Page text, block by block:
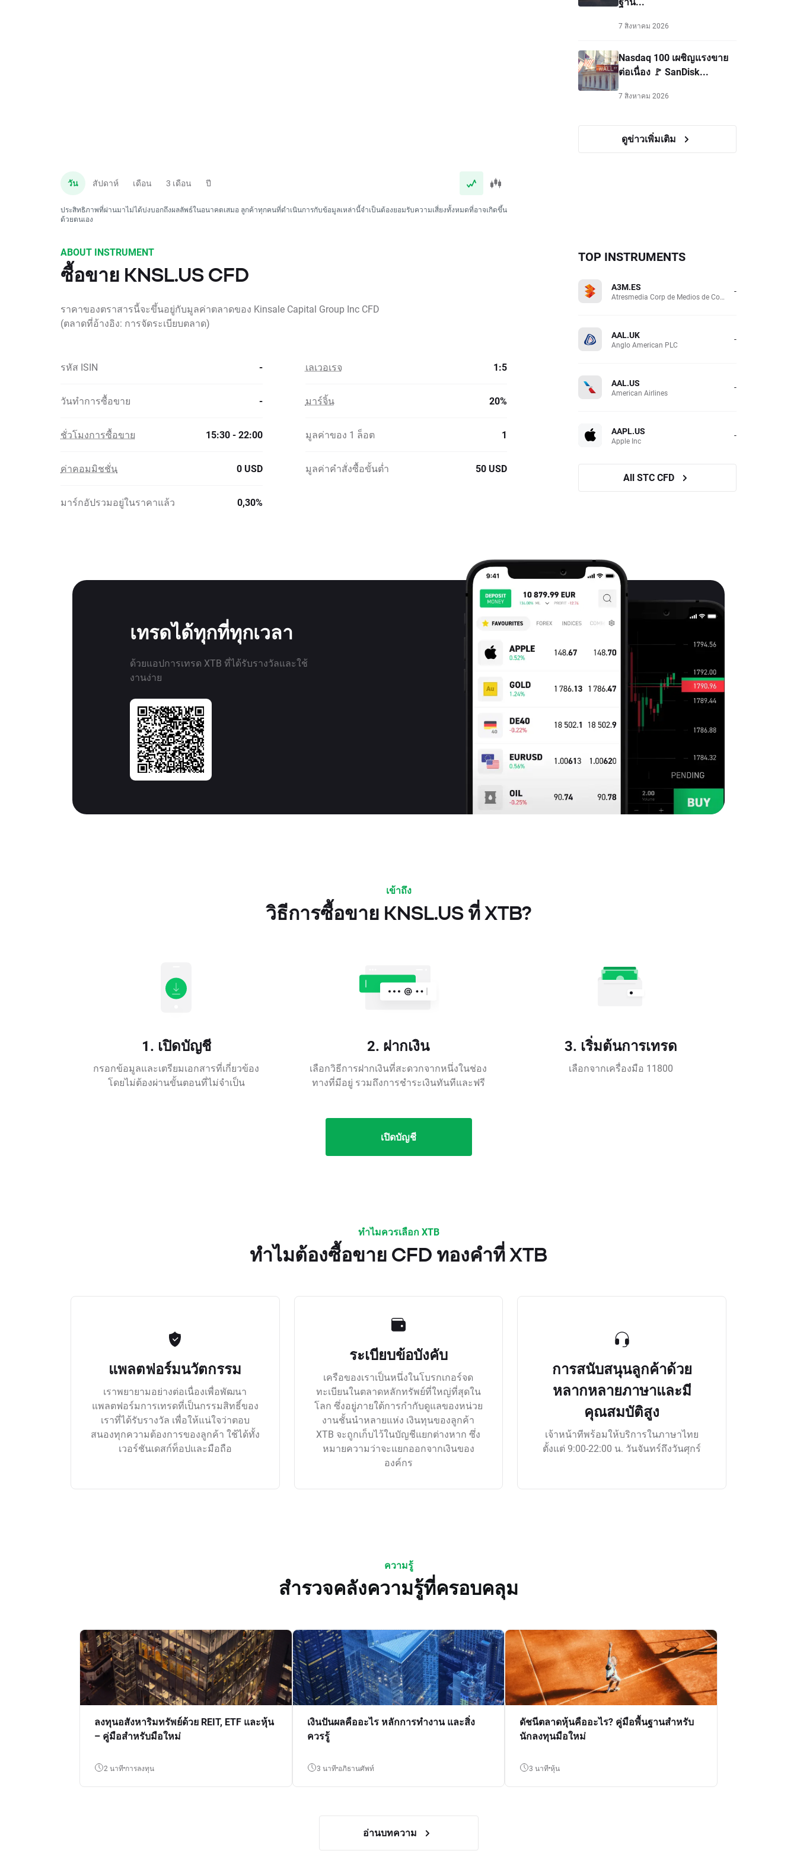
วัน สัปดาห์ เดือน 3 เดือน ปี
ประสิทธิภาพที่ผ่านมาไม่ได้บ่งบอกถึงผลลัพธ์ในอนาคตเสมอ ลูกค้าทุกคนที่ดำเนินการกับข้อมูลเหล่านี้จำเป็นต้องยอมรับความเสี่ยงทั้งหมดที่อาจเกิดขึ้น
ด้วยตนเอง
7 สิงหาคม 2026
Nasdaq 100 เผชิญแรงขาย
ต่อเนื่อง 🚩 SanDisk...
7 สิงหาคม 2026
ดูข่าวเพิ่มเติม
ABOUT INSTRUMENT
ซื้อขาย KNSL.US CFD
ราคาของตราสารนี้จะขึ้นอยู่กับมูลค่าตลาดของ Kinsale Capital Group Inc CFD
(ตลาดที่อ้างอิง: การจัดระเบียบตลาด)
รหัส ISIN - เลเวอเรจ 1:5
วันทำการซื้อขาย - มาร์จิ้น 20%
ชั่วโมงการซื้อขาย 15:30 - 22:00 มูลค่าของ 1 ล็อต 1
ค่าคอมมิชชั่น 0 USD มูลค่าคำสั่งซื้อขั้นต่ำ 50 USD
มาร์กอัปรวมอยู่ในราคาแล้ว 0,30%
TOP INSTRUMENTS
A3M.ES
Atresmedia Corp de Medios de Comunicacion SA -
AAL.UK
Anglo American PLC -
AAL.US
American Airlines -
AAPL.US
Apple Inc -
All STC CFD
เทรดได้ทุกที่ทุกเวลา
ด้วยแอปการเทรด XTB ที่ได้รับรางวัลและใช้
งานง่าย
เข้าถึง
วิธีการซื้อขาย KNSL.US ที่ XTB?
1. เปิดบัญชี
กรอกข้อมูลและเตรียมเอกสารที่เกี่ยวข้อง
โดยไม่ต้องผ่านขั้นตอนที่ไม่จำเป็น
2. ฝากเงิน
เลือกวิธีการฝากเงินที่สะดวกจากหนึ่งในช่อง
ทางที่มีอยู่ รวมถึงการชำระเงินทันทีและฟรี
3. เริ่มต้นการเทรด
เลือกจากเครื่องมือ 11800
เปิดบัญชี
ทำไมควรเลือก XTB
ทำไมต้องซื้อขาย CFD ทองคำที่ XTB
แพลตฟอร์มนวัตกรรม
เราพยายามอย่างต่อเนื่องเพื่อพัฒนา
แพลตฟอร์มการเทรดที่เป็นกรรมสิทธิ์ของ
เราที่ได้รับรางวัล เพื่อให้แน่ใจว่าตอบ
สนองทุกความต้องการของลูกค้า ใช้ได้ทั้ง
เวอร์ชันเดสก์ท็อปและมือถือ
ระเบียบข้อบังคับ
เครือของเราเป็นหนึ่งในโบรกเกอร์จด
ทะเบียนในตลาดหลักทรัพย์ที่ใหญ่ที่สุดใน
โลก ซึ่งอยู่ภายใต้การกำกับดูแลของหน่วย
งานชั้นนำหลายแห่ง เงินทุนของลูกค้า
XTB จะถูกเก็บไว้ในบัญชีแยกต่างหาก ซึ่ง
หมายความว่าจะแยกออกจากเงินของ
องค์กร
การสนับสนุนลูกค้าด้วย
หลากหลายภาษาและมี
คุณสมบัติสูง
เจ้าหน้าทีพร้อมให้บริการในภาษาไทย
ตั้งแต่ 9:00-22:00 น. วันจันทร์ถึงวันศุกร์
ความรู้
สำรวจคลังความรู้ที่ครอบคลุม
ลงทุนอสังหาริมทรัพย์ด้วย REIT, ETF และหุ้น
– คู่มือสำหรับมือใหม่
2 นาที การลงทุน
เงินปันผลคืออะไร หลักการทำงาน และสิ่ง
ควรรู้
3 นาที อภิธานศัพท์
ดัชนีตลาดหุ้นคืออะไร? คู่มือพื้นฐานสำหรับ
นักลงทุนมือใหม่
3 นาที หุ้น
อ่านบทความ